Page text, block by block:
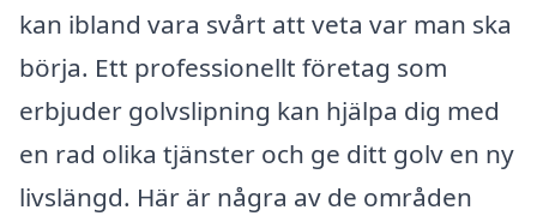
kan ibland vara svårt att veta var man ska
börja. Ett professionellt företag som
erbjuder golvslipning kan hjälpa dig med
en rad olika tjänster och ge ditt golv en ny
livslängd. Här är några av de områden